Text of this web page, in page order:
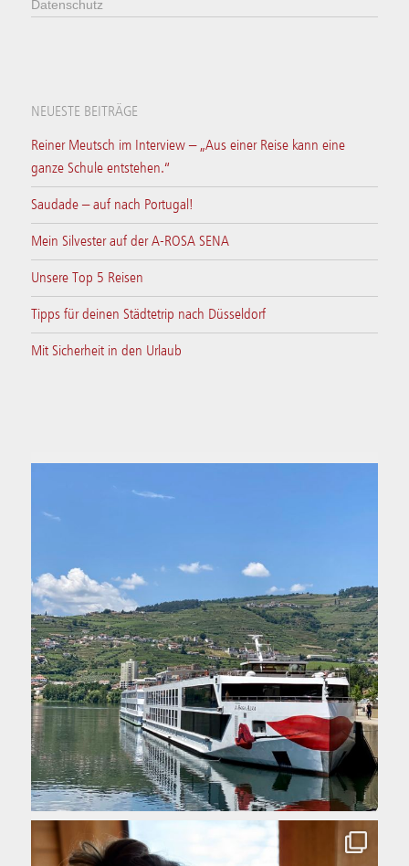
Datenschutz
NEUESTE BEITRÄGE
Reiner Meutsch im Interview – „Aus einer Reise kann eine
ganze Schule entstehen.“
Saudade – auf nach Portugal!
Mein Silvester auf der A-ROSA SENA
Unsere Top 5 Reisen
Tipps für deinen Städtetrip nach Düsseldorf
Mit Sicherheit in den Urlaub